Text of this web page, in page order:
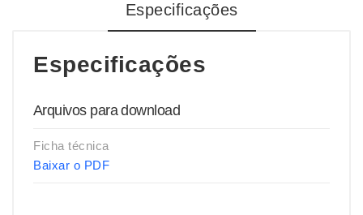
Especificações
Especificações
Arquivos para download
Ficha técnica
Baixar o PDF